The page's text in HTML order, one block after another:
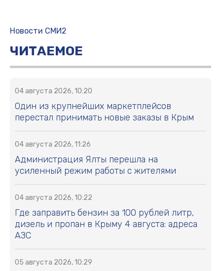
Новости СМИ2
ЧИТАЕМОЕ
04 августа 2026, 10:20
Один из крупнейших маркетплейсов
перестал принимать новые заказы в Крым
04 августа 2026, 11:26
Администрация Ялты перешла на
усиленный режим работы с жителями
04 августа 2026, 10:22
Где заправить бензин за 100 рублей литр,
дизель и пропан в Крыму 4 августа: адреса
АЗС
05 августа 2026, 10:29